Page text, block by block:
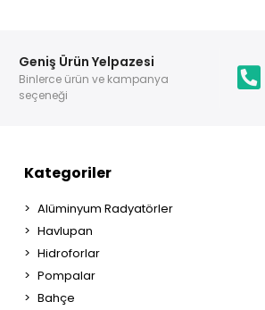
Geniş Ürün Yelpazesi
Binlerce ürün ve kampanya
seçeneği
Kategoriler
Alüminyum Radyatörler
Havlupan
Hidroforlar
Pompalar
Bahçe